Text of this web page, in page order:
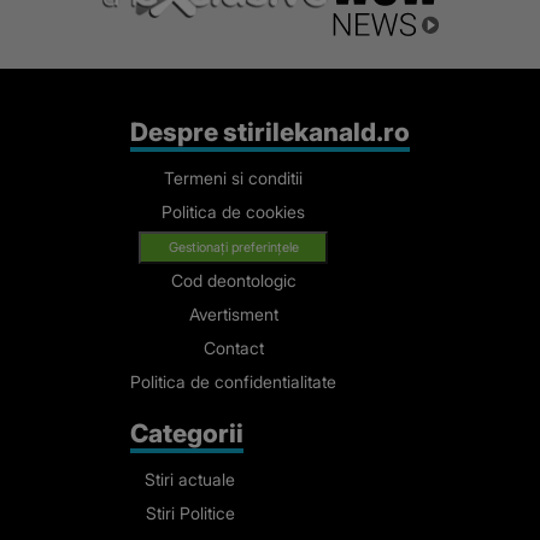
Despre stirilekanald.ro
Termeni si conditii
Politica de cookies
Gestionați preferințele
Cod deontologic
Avertisment
Contact
Politica de confidentialitate
Categorii
Stiri actuale
Stiri Politice